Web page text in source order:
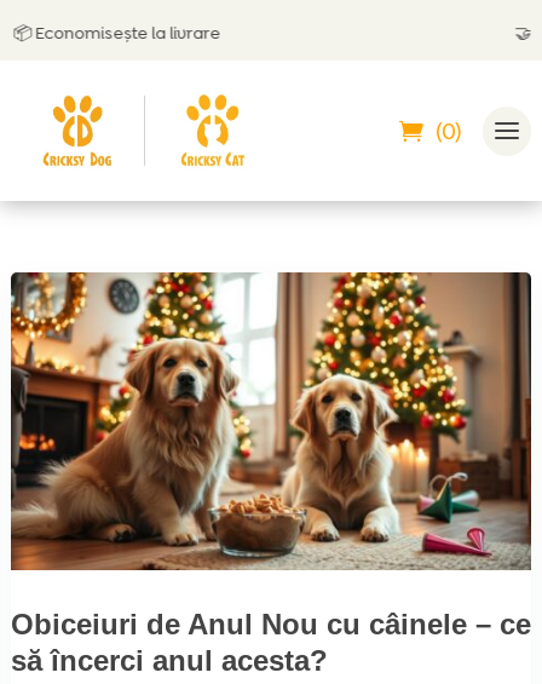
la livrare
(0)
Obiceiuri de Anul Nou cu câinele – ce
să încerci anul acesta?